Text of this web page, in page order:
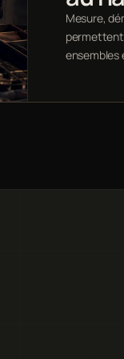
Mesure,
ensembles